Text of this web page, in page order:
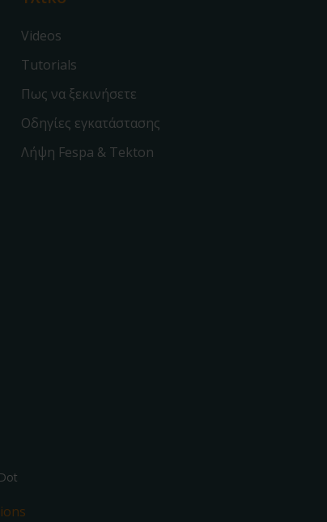
Videos
Tutorials
Πως να ξεκινήσετε
Οδηγίες εγκατάστασης
Λήψη Fespa & Tekton